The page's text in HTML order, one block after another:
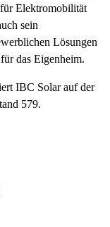
Elektromobilität
sein
Lösungen
das Eigenheim.
IBC Solar auf der
579.